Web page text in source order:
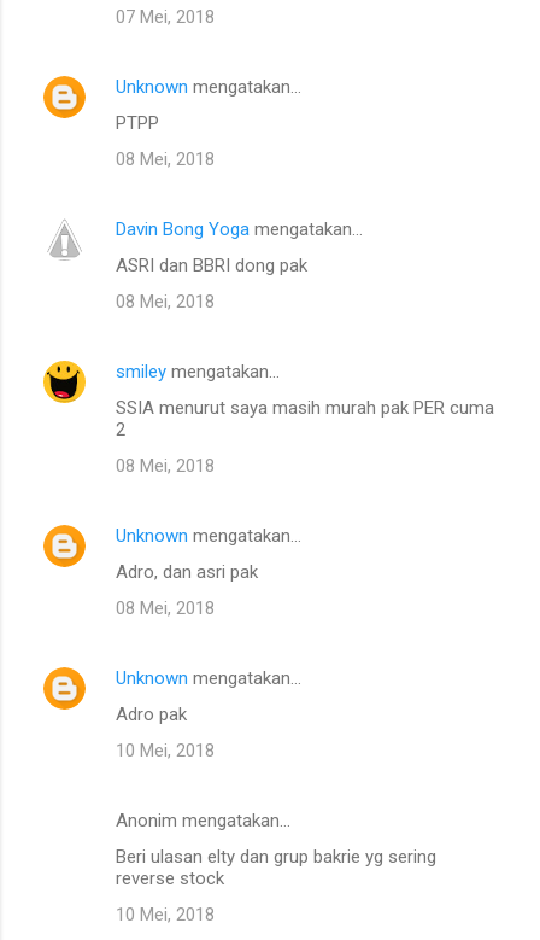
07 Mei, 2018
Unknown mengatakan…
PTPP
08 Mei, 2018
Davin Bong Yoga mengatakan…
ASRI dan BBRI dong pak
08 Mei, 2018
smiley mengatakan…
SSIA menurut saya masih murah pak PER cuma
2
08 Mei, 2018
Unknown mengatakan…
Adro, dan asri pak
08 Mei, 2018
Unknown mengatakan…
Adro pak
10 Mei, 2018
Anonim mengatakan…
Beri ulasan elty dan grup bakrie yg sering
reverse stock
10 Mei, 2018